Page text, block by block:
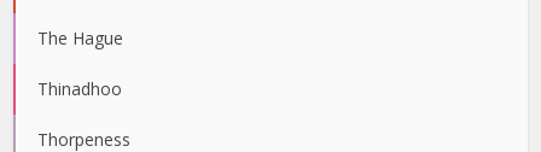
The Hague
Thinadhoo
Thorpeness